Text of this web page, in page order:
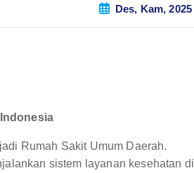
Des, Kam, 2025
Rumah Sakit Umum Daerah.
sistem layanan kesehatan di